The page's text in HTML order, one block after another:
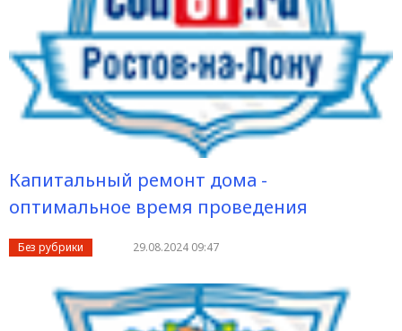
Капитальный ремонт дома -
оптимальное время проведения
Без рубрики 29.08.2024 09:47